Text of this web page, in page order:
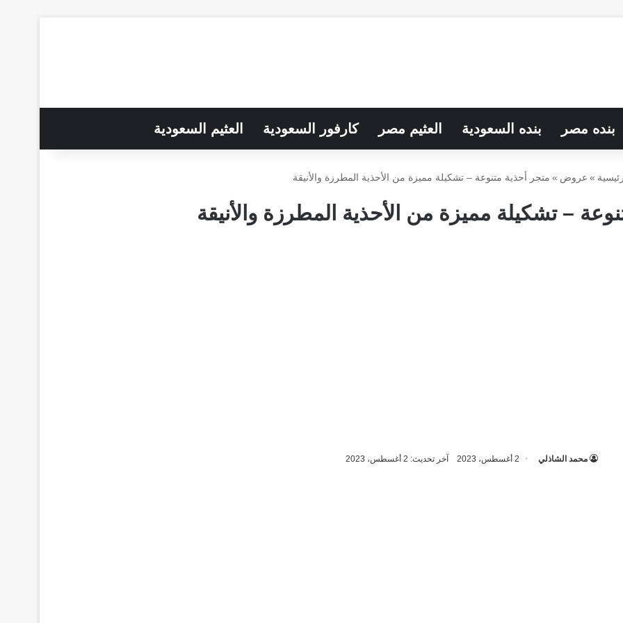
بنده مصر بنده السعودية العثيم مصر كارفور السعودية العثيم السعودية
» عروض » متجر أحذية متنوعة – تشكيلة مميزة من الأحذية المطرزة والأنيقة
– تشكيلة مميزة من الأحذية المطرزة والأنيقة
محمد الشاذلي 2 أغسطس، 2023 آخر تحديث: 2 أغسطس، 2023